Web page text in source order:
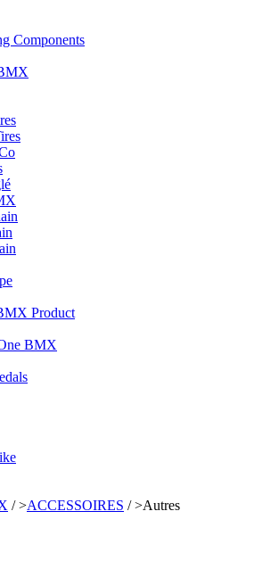
/>ACCESSOIRES />Autres